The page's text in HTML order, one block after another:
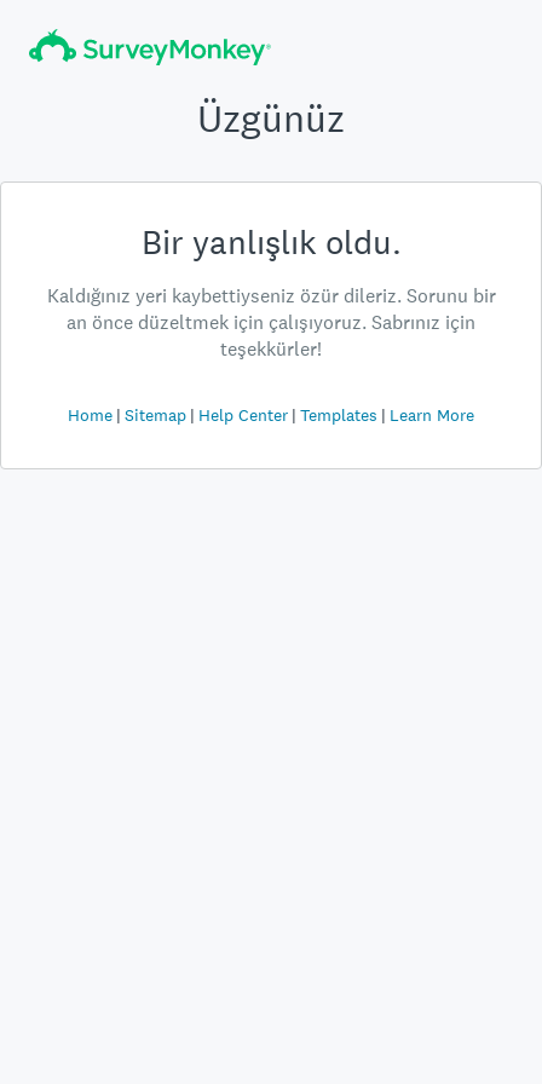
Üzgünüz
Bir yanlışlık oldu.
Kaldığınız yeri kaybettiyseniz özür dileriz. Sorunu bir
an önce düzeltmek için çalışıyoruz. Sabrınız için
teşekkürler!
Home Sitemap Help Center Templates Learn More